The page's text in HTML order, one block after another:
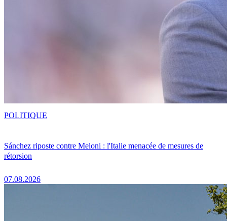
Sánchez riposte contre Meloni : l'Italie menacée de mesures de
rétorsion
07.08.2026
POLITIQUE